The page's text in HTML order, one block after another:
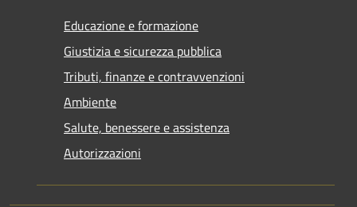
Educazione e formazione
Giustizia e sicurezza pubblica
Tributi, finanze e contravvenzioni
Ambiente
Salute, benessere e assistenza
Autorizzazioni